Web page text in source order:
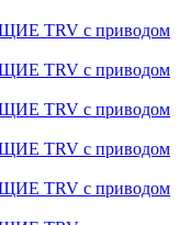
TRV с приводом
TRV с приводом
TRV с приводом
TRV с приводом
TRV с приводом